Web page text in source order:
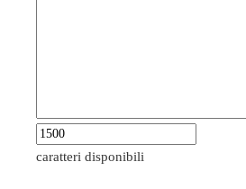
caratteri disponibili